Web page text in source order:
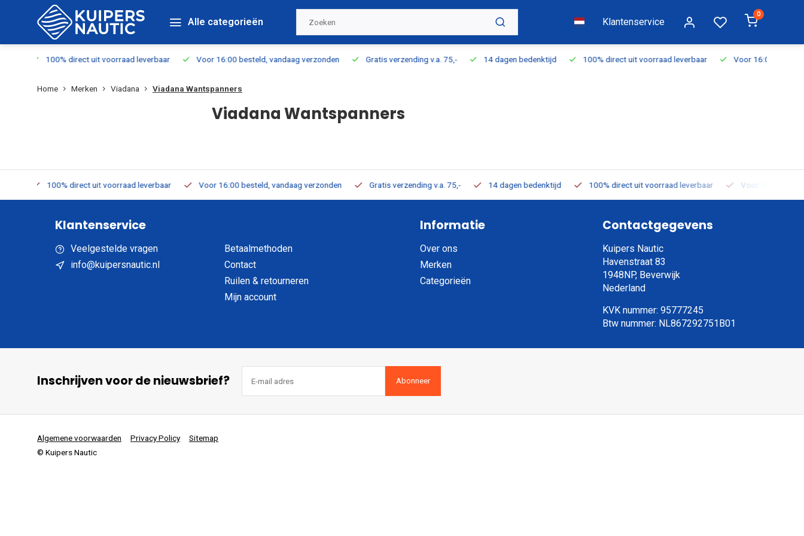
Alle categorieën Klantenservice
0
Voor 16:00 besteld, vandaag verzonden Gratis verzending v.a. 75,- 14 dagen bedenktijd 100% direct uit voorraad leverbaar Voor 16:00 besteld, vandaag verzonden
Home Merken Viadana Viadana Wantspanners
Viadana Wantspanners
Voor 16:00 besteld, vandaag verzonden Gratis verzending v.a. 75,- 14 dagen bedenktijd 100% direct uit voorraad leverbaar Voor 16:00 besteld, vandaag verzonden
Klantenservice
Veelgestelde vragen
info@kuipersnautic.nl
Betaalmethoden
Contact
Ruilen & retourneren
Mijn account
Informatie
Over ons
Merken
Categorieën
Contactgegevens
Kuipers Nautic
Havenstraat 83
1948NP, Beverwijk
Nederland
KVK nummer: 95777245
Btw nummer: NL867292751B01
Inschrijven voor de nieuwsbrief? Abonneer
Algemene voorwaarden Privacy Policy
Sitemap
© Kuipers Nautic